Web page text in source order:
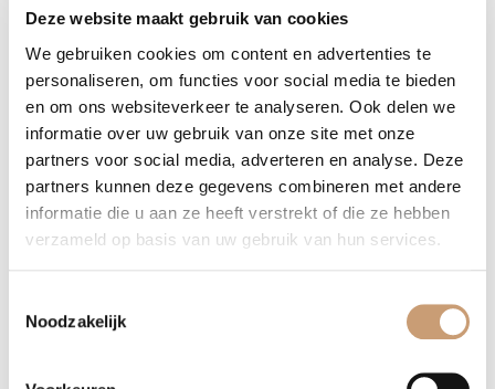
Deze website maakt gebruik van cookies
We gebruiken cookies om content en advertenties te
personaliseren, om functies voor social media te bieden
en om ons websiteverkeer te analyseren. Ook delen we
informatie over uw gebruik van onze site met onze
partners voor social media, adverteren en analyse. Deze
partners kunnen deze gegevens combineren met andere
informatie die u aan ze heeft verstrekt of die ze hebben
verzameld op basis van uw gebruik van hun services.
Noodzakelijk
Afmetingen en omschrijving product
Foto 1(optioneel)